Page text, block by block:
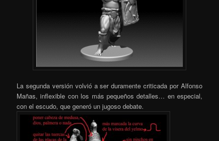
La segunda versión volvió a ser duramente criticada por Alfonso
Mañas, inflexible con los más pequeños detalles… en especial,
con el escudo, que generó un jugoso debate.